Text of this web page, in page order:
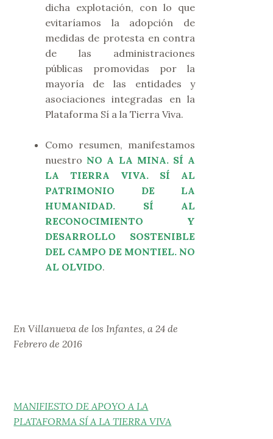
dicha explotación, con lo que
evitaríamos la adopción de
medidas de protesta en contra
de las administraciones
públicas promovidas por la
mayoría de las entidades y
asociaciones integradas en la
Plataforma Sí a la Tierra Viva.
Como resumen, manifestamos
nuestro NO A LA MINA. SÍ A
LA TIERRA VIVA. SÍ AL
PATRIMONIO DE LA
HUMANIDAD. SÍ AL
RECONOCIMIENTO Y
DESARROLLO SOSTENIBLE
DEL CAMPO DE MONTIEL. NO
AL OLVIDO.
En Villanueva de los Infantes, a 24 de
Febrero de 2016
MANIFIESTO DE APOYO A LA
PLATAFORMA SÍ A LA TIERRA VIVA